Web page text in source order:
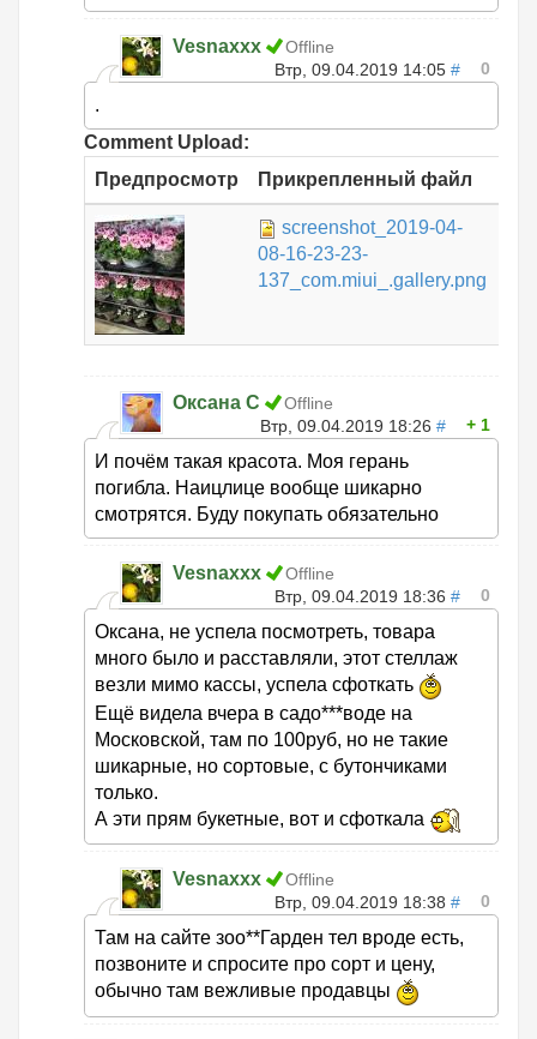
Vesnaxxx
Offline
Втр, 09.04.2019 14:05 # 0
.
Comment Upload:
Предпросмотр
Прикрепленный файл
screenshot_2019-04-
08-16-23-23-
137_com.miui_.gallery.png
Оксана С
Offline
Втр, 09.04.2019 18:26 # 1
И почём такая красота. Моя герань
погибла. Наицлице вообще шикарно
смотрятся. Буду покупать обязательно
Vesnaxxx
Offline
Втр, 09.04.2019 18:36 # 0
Оксана, не успела посмотреть, товара
много было и расставляли, этот стеллаж
везли мимо кассы, успела сфоткать
Ещё видела вчера в садо***воде на
Московской, там по 100руб, но не такие
шикарные, но сортовые, с бутончиками
только.
А эти прям букетные, вот и сфоткала
Vesnaxxx
Offline
Втр, 09.04.2019 18:38 # 0
Там на сайте зоо**Гарден тел вроде есть,
позвоните и спросите про сорт и цену,
обычно там вежливые продавцы